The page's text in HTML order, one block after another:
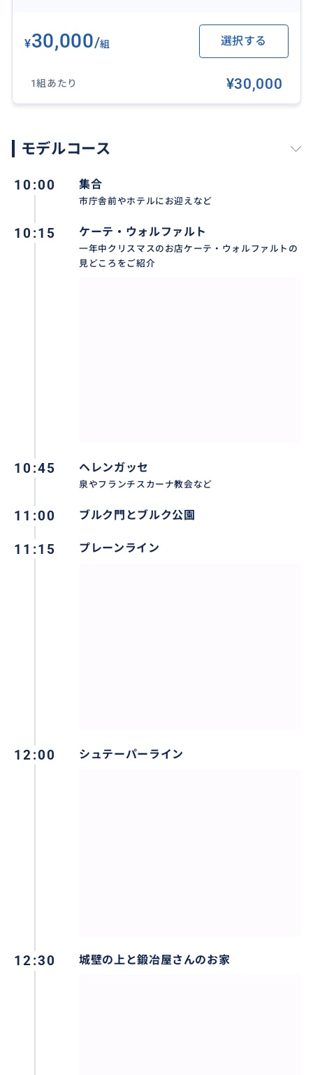
¥30,000/組 選択する
1組あたり ¥30,000
モデルコース
10:00 集合
市庁舎前やホテルにお迎えなど
10:15 ケーテ・ウォルファルト
一年中クリスマスのお店ケーテ・ウォルファルトの
見どころをご紹介
10:45 ヘレンガッセ
泉やフランチスカーナ教会など
11:00 ブルク門とブルク公園
11:15 プレーンライン
12:00 シュテーパーライン
12:30 城壁の上と鍛冶屋さんのお家